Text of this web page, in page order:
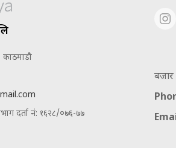
दर्ता नं: १६२८/०७६-७७
बजार